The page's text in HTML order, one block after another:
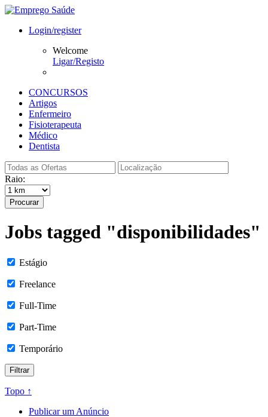
Login/register
Welcome
Ligar/Registo
CONCURSOS
Artigos
Enfermeiro
Fisioterapeuta
Médico
Dentista
Raio:
Procurar
Jobs tagged "disponibilidades"
Estágio
Freelance
Full-Time
Part-Time
Temporário
Topo ↑
Publicar um Anúncio